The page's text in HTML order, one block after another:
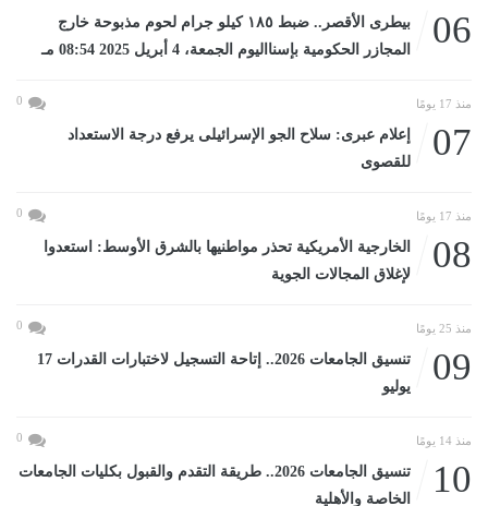
06
بيطرى الأقصر.. ضبط ١٨٥ كيلو جرام لحوم مذبوحة خارج
المجازر الحكومية بإسنااليوم الجمعة، 4 أبريل 2025 08:54 مـ
منذ 17 يومًا 0
07
إعلام عبرى: سلاح الجو الإسرائيلى يرفع درجة الاستعداد
للقصوى
منذ 17 يومًا 0
08
الخارجية الأمريكية تحذر مواطنيها بالشرق الأوسط: استعدوا
لإغلاق المجالات الجوية
منذ 25 يومًا 0
09
تنسيق الجامعات 2026.. إتاحة التسجيل لاختبارات القدرات 17
يوليو
منذ 14 يومًا 0
10
تنسيق الجامعات 2026.. طريقة التقدم والقبول بكليات الجامعات
الخاصة والأهلية